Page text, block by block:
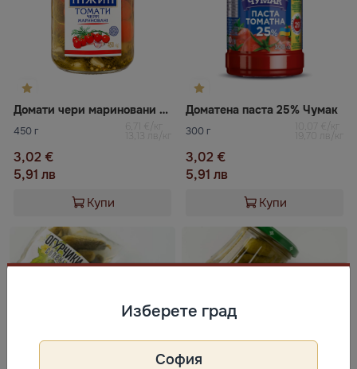
Домати чери мариновани НIЖЕН
450 г 6,71 €/кг
13,13 лв/кг
3,02 €
5,91 лв
Купи
Доматена паста 25% Чумак
300 г 10,07 €/кг
19,70 лв/кг
3,02 €
5,91 лв
Купи
Изберете град
София